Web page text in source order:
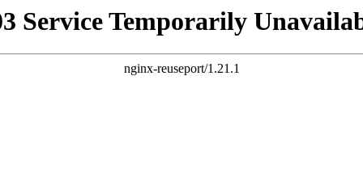
Service Temporarily
nginx-reuseport/1.21.1